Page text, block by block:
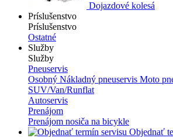
Dojazdové kolesá
Príslušenstvo
Príslušenstvo
Ostatné
Služby
Služby
Pneuservis
Osobný Nákladný pneuservis Moto
SUV/Van/Runflat
Autoservis
Prenájom
Prenájom nosiča na bicykle
Objednať